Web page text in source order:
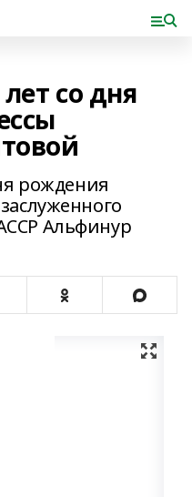
со дня
рождения
Альфинур